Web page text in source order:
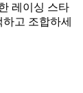
레이싱 스타
고 조합하세